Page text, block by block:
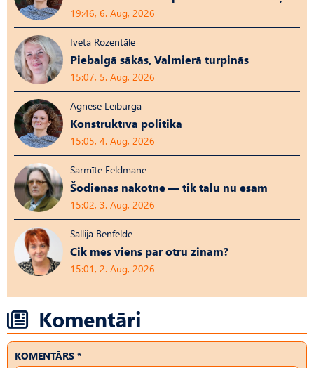
19:46, 6. Aug, 2026
Iveta Rozentāle
Piebalgā sākās, Valmierā turpinās
15:07, 5. Aug, 2026
Agnese Leiburga
Konstruktīvā politika
15:05, 4. Aug, 2026
Sarmīte Feldmane
Šodienas nākotne — tik tālu nu esam
15:02, 3. Aug, 2026
Sallija Benfelde
Cik mēs viens par otru zinām?
15:01, 2. Aug, 2026
Komentāri
KOMENTĀRS *